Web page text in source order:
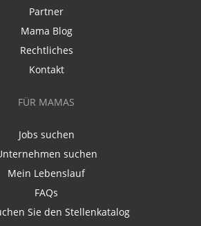
Partner
Mama Blog
Rechtliches
Kontakt
FÜR MAMAS
Jobs suchen
suchen
Mein Lebenslauf
FAQs
Sie den Stellenkatalog